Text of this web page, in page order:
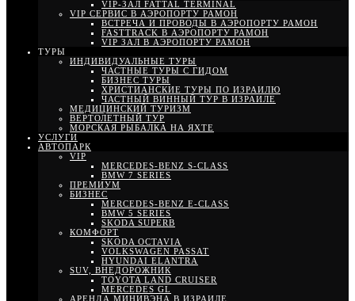
VIP-ЗАЛ FATTAL TERMINAL
VIP СЕРВИС В АЭРОПОРТУ РАМОН
ВСТРЕЧА И ПРОВОДЫ В АЭРОПОРТУ РАМОН
FASTTRACK В АЭРОПОРТУ РАМОН
VIP ЗАЛ В АЭРОПОРТУ РАМОН
ТУРЫ
ИНДИВИДУАЛЬНЫЕ ТУРЫ
ЧАСТНЫЕ ТУРЫ С ГИДОМ
БИЗНЕС ТУРЫ
ХРИСТИАНСКИЕ ТУРЫ ПО ИЗРАИЛЮ
ЧАСТНЫЙ ВИННЫЙ ТУР В ИЗРАИЛЕ
МЕДИЦИНСКИЙ ТУРИЗМ
ВЕРТОЛЕТНЫЙ ТУР
МОРСКАЯ РЫБАЛКА НА ЯХТЕ
УСЛУГИ
АВТОПАРК
VIP
MERCEDES-BENZ S-CLASS
BMW 7 SERIES
ПРЕМИУМ
БИЗНЕС
MERCEDES-BENZ E-CLASS
BMW 5 SERIES
SKODA SUPERB
КОМФОРТ
SKODA OCTAVIA
VOLKSWAGEN PASSAT
HYUNDAI ELANTRA
SUV, ВНЕДОРОЖНИК
TOYOTA LAND CRUISER
MERCEDES GL
АРЕНДА МИНИВЭНА В ИЗРАИЛЕ